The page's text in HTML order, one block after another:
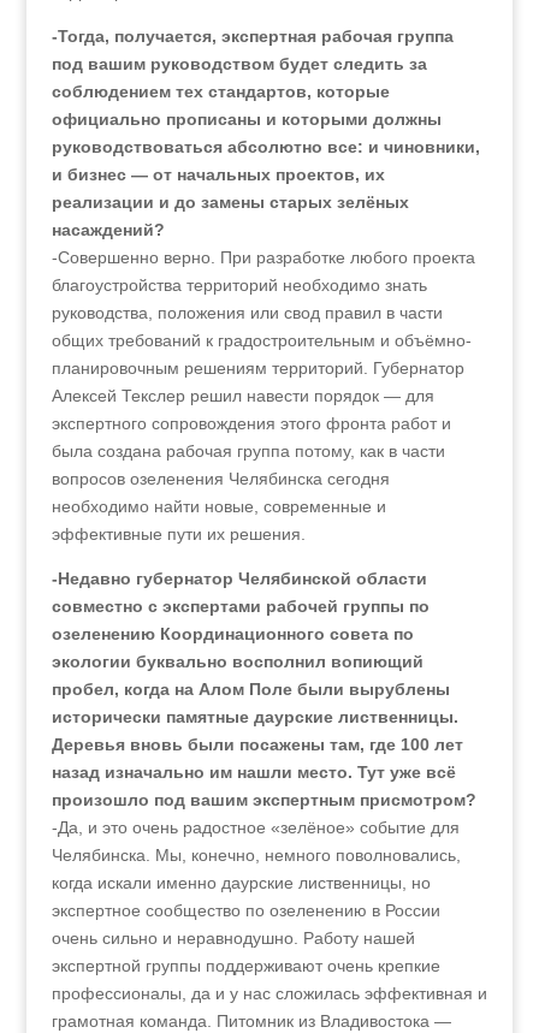
-Тогда, получается, экспертная рабочая группа
под вашим руководством будет следить за
соблюдением тех стандартов, которые
официально прописаны и которыми должны
руководствоваться абсолютно все: и чиновники,
и бизнес — от начальных проектов, их
реализации и до замены старых зелёных
насаждений?
-Совершенно верно. При разработке любого проекта
благоустройства территорий необходимо знать
руководства, положения или свод правил в части
общих требований к градостроительным и объёмно-
планировочным решениям территорий. Губернатор
Алексей Текслер решил навести порядок — для
экспертного сопровождения этого фронта работ и
была создана рабочая группа потому, как в части
вопросов озеленения Челябинска сегодня
необходимо найти новые, современные и
эффективные пути их решения.
-Недавно губернатор Челябинской области
совместно с экспертами рабочей группы по
озеленению Координационного совета по
экологии буквально восполнил вопиющий
пробел, когда на Алом Поле были вырублены
исторически памятные даурские лиственницы.
Деревья вновь были посажены там, где 100 лет
назад изначально им нашли место. Тут уже всё
произошло под вашим экспертным присмотром?
-Да, и это очень радостное «зелёное» событие для
Челябинска. Мы, конечно, немного поволновались,
когда искали именно даурские лиственницы, но
экспертное сообщество по озеленению в России
очень сильно и неравнодушно. Работу нашей
экспертной группы поддерживают очень крепкие
профессионалы, да и у нас сложилась эффективная и
грамотная команда. Питомник из Владивостока —